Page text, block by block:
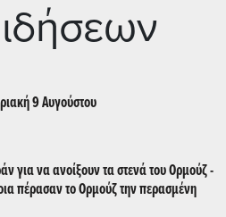
9 Αυγούστου
για να ανοίξουν τα στενά του Ορμούζ -
πέρασαν το Ορμούζ την περασμένη